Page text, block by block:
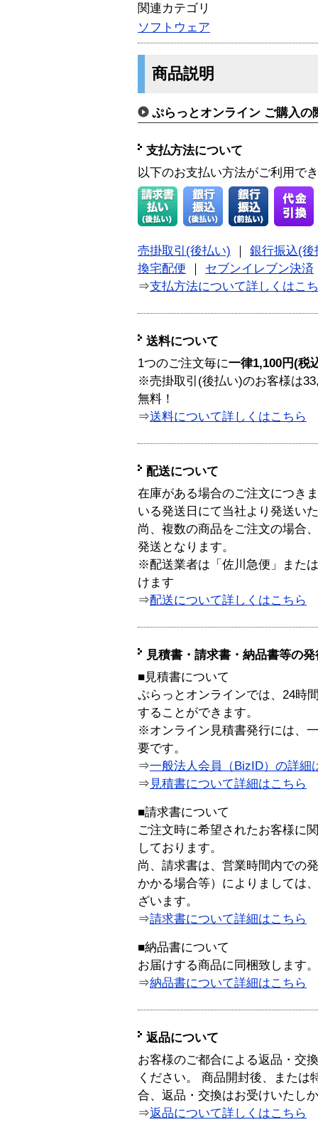
関連カテゴリ
ソフトウェア
商品説明
ぷらっとオンライン ご購入の
支払方法について
以下のお支払い方法がご利用で
売掛取引(後払い)
銀行振込(後
換宅配便
セブンイレブン決済
⇒支払方法について詳しくはこ
送料について
1つのご注文毎に一律1,100円(税
※売掛取引(後払い)のお客様は
無料！
⇒送料について詳しくはこちら
配送について
在庫がある場合のご注文につき
いる発送日にて当社より発送い
尚、複数の商品をご注文の場合
発送となります。
※配送業者は「佐川急便」また
けます
⇒配送について詳しくはこちら
見積書・請求書・納品書等の
■見積書について
ぷらっとオンラインでは、24時
することができます。
※オンライン見積書発行には、
要です。
⇒一般法人会員（BizID）の詳細
⇒ 見積書について詳細はこちら
■請求書について
ご注文時に希望されたお客様に
しております。
尚、請求書は、営業時間内での
かかる場合等）によりましては
ざいます。
⇒請求書について詳細はこちら
■納品書について
お届けする商品に同梱致します。
⇒納品書について詳細はこちら
返品について
お客様のご都合による返品・交
ください。 商品開封後、または
合、返品・交換はお受けいたし
⇒返品について詳しくはこちら